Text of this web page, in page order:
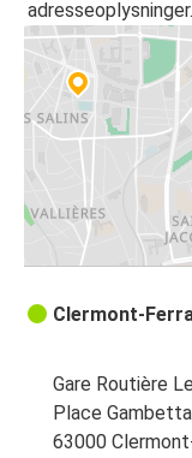
adresseoplysninger.
Clermont-
Gare Routière
Place
63000